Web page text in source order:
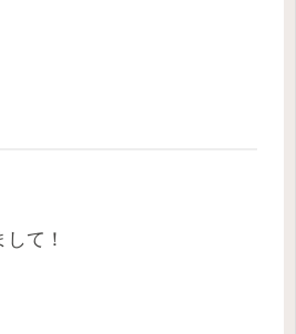
て！